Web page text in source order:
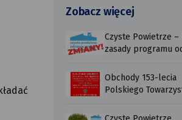
Zobacz więcej
Czyste Powietrze –
zasady programu
Obchody 153-lecia
Polskiego